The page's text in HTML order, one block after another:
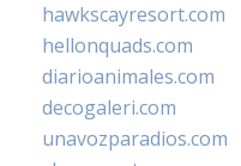
hawkscayresort.com
hellonquads.com
diarioanimales.com
decogaleri.com
unavozparadios.com